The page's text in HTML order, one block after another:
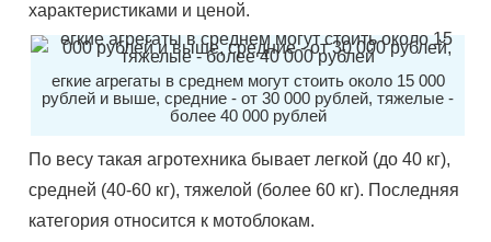
характеристиками и ценой.
егкие агрегаты в среднем могут стоить около 15 000
рублей и выше, средние - от 30 000 рублей, тяжелые -
более 40 000 рублей
По весу такая агротехника бывает легкой (до 40 кг),
средней (40-60 кг), тяжелой (более 60 кг). Последняя
категория относится к мотоблокам.